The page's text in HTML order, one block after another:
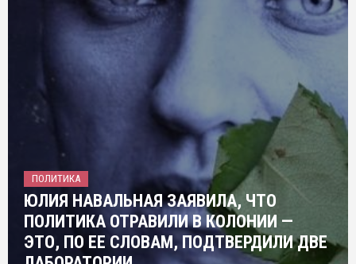
ПОЛИТИКА
ЮЛИЯ НАВАЛЬНАЯ ЗАЯВИЛА, ЧТО
ПОЛИТИКА ОТРАВИЛИ В КОЛОНИИ —
ЭТО, ПО ЕЕ СЛОВАМ, ПОДТВЕРДИЛИ ДВЕ